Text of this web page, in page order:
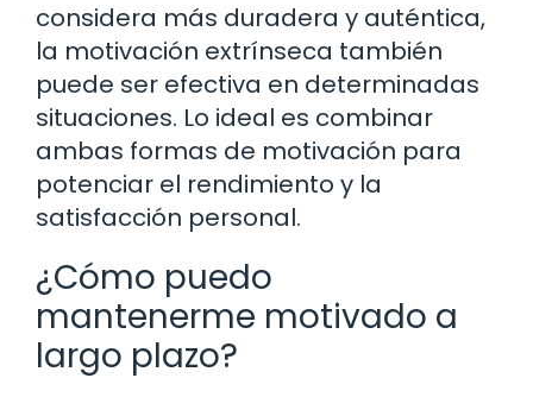
considera más duradera y auténtica,
la motivación extrínseca también
puede ser efectiva en determinadas
situaciones. Lo ideal es combinar
ambas formas de motivación para
potenciar el rendimiento y la
satisfacción personal.
¿Cómo puedo
mantenerme motivado a
largo plazo?